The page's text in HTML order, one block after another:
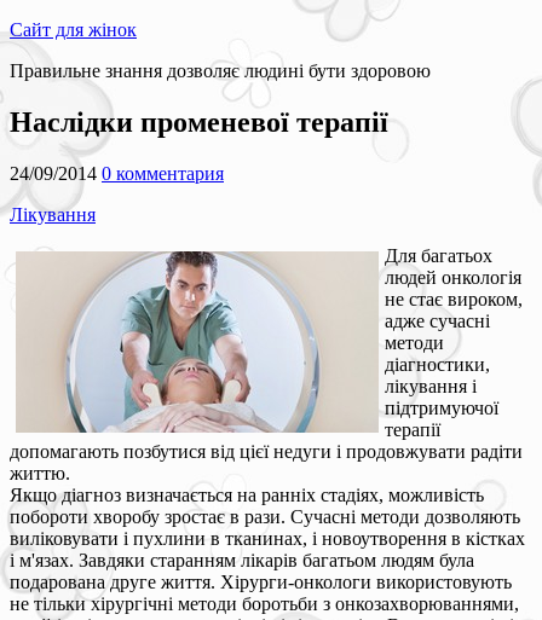
Сайт для жінок
Правильне знання дозволяє людині бути здоровою
Наслідки променевої терапії
24/09/2014 0 комментария
Лікування
Для багатьох
людей онкологія
не стає вироком,
адже сучасні
методи
діагностики,
лікування і
підтримуючої
терапії
допомагають позбутися від цієї недуги і продовжувати радіти
життю.
Якщо діагноз визначається на ранніх стадіях, можливість
побороти хворобу зростає в рази. Сучасні методи дозволяють
виліковувати і пухлини в тканинах, і новоутворення в кістках
і м'язах. Завдяки старанням лікарів багатьом людям була
подарована друге життя. Хірурги-онкологи використовують
не тільки хірургічні методи боротьби з онкозахворюваннями,